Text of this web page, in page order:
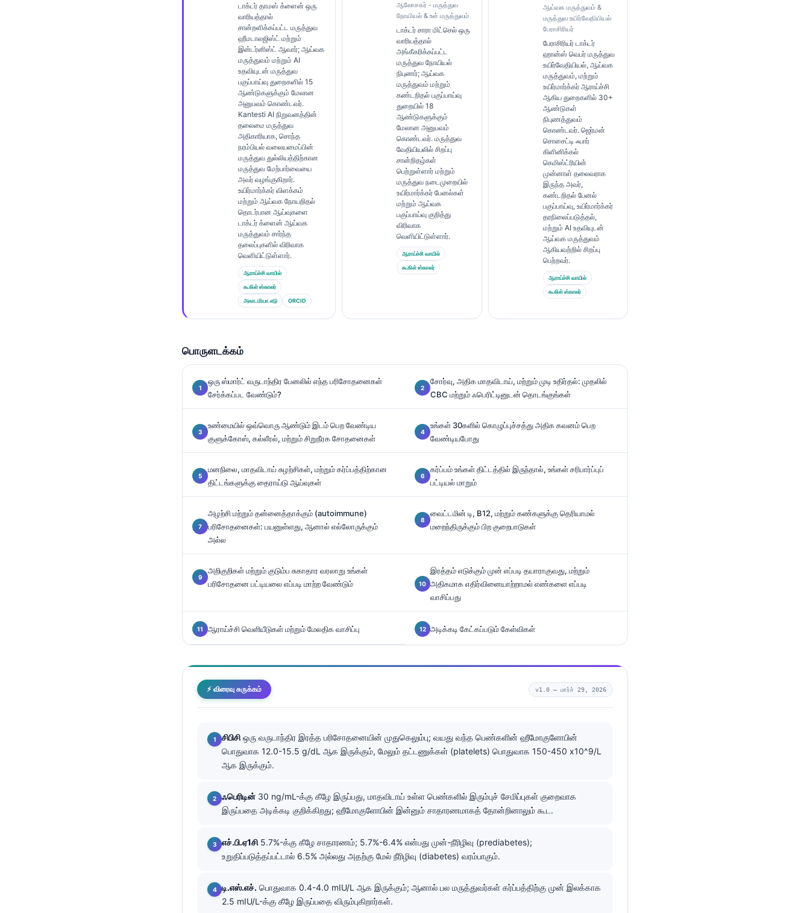
டாக்டர் தாமஸ் க்ளைன் ஒரு
வாரியத்தால்
சான்றளிக்கப்பட்ட மருத்துவ
ஹீமடாலஜிஸ்ட் மற்றும்
இன்டர்னிஸ்ட் ஆவார்; ஆய்வக
மருத்துவம் மற்றும் AI
உதவியுடன் மருத்துவ
பகுப்பாய்வு துறைகளில் 15
ஆண்டுகளுக்கும் மேலான
அனுபவம் கொண்டவர்.
Kantesti AI நிறுவனத்தின்
தலைமை மருத்துவ
அதிகாரியாக, சொந்த
நரம்பியல் வலையமைப்பின்
மருத்துவ துல்லியத்திற்கான
மருத்துவ மேற்பார்வையை
அவர் வழங்குகிறார்.
உயிர்மார்க்கர் விளக்கம்
மற்றும் ஆய்வக நோயறிதல்
தொடர்பான ஆய்வுகளை
டாக்டர் க்ளைன் ஆய்வக
மருத்துவம் சார்ந்த
தலைப்புகளில் விரிவாக
வெளியிட்டுள்ளார்.
ஆராய்ச்சி வாயில்
கூகிள் ஸ்காலர்
அகாடமியா.எடு ORCID
ஆலோசகர் - மருத்துவ
நோயியல் & உள் மருத்துவம்
டாக்டர் சாரா மிட்செல் ஒரு
வாரியத்தால்
அங்கீகரிக்கப்பட்ட
மருத்துவ நோயியல்
நிபுணர்; ஆய்வக
மருத்துவம் மற்றும்
கண்டறிதல் பகுப்பாய்வு
துறையில் 18
ஆண்டுகளுக்கும்
மேலான அனுபவம்
கொண்டவர். மருத்துவ
வேதியியலில் சிறப்பு
சான்றிதழ்கள்
பெற்றுள்ளார் மற்றும்
மருத்துவ நடைமுறையில்
உயிர்மார்க்கர் பேனல்கள்
மற்றும் ஆய்வக
பகுப்பாய்வு குறித்து
விரிவாக
வெளியிட்டுள்ளார்.
ஆராய்ச்சி வாயில்
கூகிள் ஸ்காலர்
ஆய்வக மருத்துவம் &
மருத்துவ உயிர்வேதியியல்
பேராசிரியர்
பேராசிரியர் டாக்டர்
ஹான்ஸ் வெபர் மருத்துவ
உயிர்வேதியியல், ஆய்வக
மருத்துவம், மற்றும்
உயிர்மார்க்கர் ஆராய்ச்சி
ஆகிய துறைகளில் 30+
ஆண்டுகள்
நிபுணத்துவம்
கொண்டவர். ஜெர்மன்
சொசைட்டி ஃபார்
கிளினிக்கல்
கெமிஸ்ட்ரியின்
முன்னாள் தலைவராக
இருந்த அவர்,
கண்டறிதல் பேனல்
பகுப்பாய்வு, உயிர்மார்க்கர்
தரநிலைப்படுத்தல்,
மற்றும் AI உதவியுடன்
ஆய்வக மருத்துவம்
ஆகியவற்றில் சிறப்பு
பெற்றவர்.
ஆராய்ச்சி வாயில்
கூகிள் ஸ்காலர்
பொருளடக்கம்
ஒரு ஸ்மார்ட் வருடாந்திர பேனலில் எந்த பரிசோதனைகள்
சேர்க்கப்பட வேண்டும்?
சோர்வு, அதிக மாதவிடாய், மற்றும் முடி உதிர்தல்: முதலில்
CBC மற்றும் ஃபெரிட்டினுடன் தொடங்குங்கள்
உண்மையில் ஒவ்வொரு ஆண்டும் இடம் பெற வேண்டிய
குளுக்கோஸ், கல்லீரல், மற்றும் சிறுநீரக சோதனைகள்
உங்கள் 30களில் கொழுப்புச்சத்து அதிக கவனம் பெற
வேண்டியபோது
மனநிலை, மாதவிடாய் சுழற்சிகள், மற்றும் கர்ப்பத்திற்கான
திட்டங்களுக்கு தைராய்டு ஆய்வுகள்
கர்ப்பம் உங்கள் திட்டத்தில் இருந்தால், உங்கள் சரிபார்ப்புப்
பட்டியல் மாறும்
அழற்சி மற்றும் தன்னைத்தாக்கும் (autoimmune)
பரிசோதனைகள்: பயனுள்ளது, ஆனால் எல்லோருக்கும்
அல்ல
வைட்டமின் டி, B12, மற்றும் கண்களுக்கு தெரியாமல்
மறைந்திருக்கும் பிற குறைபாடுகள்
அறிகுறிகள் மற்றும் குடும்ப சுகாதார வரலாறு உங்கள்
பரிசோதனை பட்டியலை எப்படி மாற்ற வேண்டும்
இரத்தம் எடுக்கும் முன் எப்படி தயாராகுவது, மற்றும்
அதிகமாக எதிர்வினையாற்றாமல் எண்களை எப்படி
வாசிப்பது
ஆராய்ச்சி வெளியீடுகள் மற்றும் மேலதிக வாசிப்பு அடிக்கடி கேட்கப்படும் கேள்விகள்
⚡ விரைவு சுருக்கம் v1.0 — மார்ச் 29, 2026
சிபிசிஒரு வருடாந்திர இரத்த பரிசோதனையின் முதுகெலும்பு; வயது வந்த பெண்களின் ஹீமோகுளோபின்
பொதுவாக 12.0-15.5 g/dL ஆக இருக்கும், மேலும் தட்டணுக்கள் (platelets) பொதுவாக 150-450 x10^9/L
ஆக இருக்கும்.
ஃபெரிடின் 30 ng/mL-க்கு கீழே இருப்பது, மாதவிடாய் உள்ள பெண்களில் இரும்புச் சேமிப்புகள் குறைவாக
இருப்பதை அடிக்கடி குறிக்கிறது; ஹீமோகுளோபின் இன்னும் சாதாரணமாகத் தோன்றினாலும் கூட.
எச்.பி.ஏ1சி5.7%-க்கு கீழே சாதாரணம்; 5.7%-6.4% என்பது முன்-நீரிழிவு (prediabetes);
உறுதிப்படுத்தப்பட்டால் 6.5% அல்லது அதற்கு மேல் நீரிழிவு (diabetes) வரம்பாகும்.
டி.எஸ்.எச். பொதுவாக 0.4-4.0 mIU/L ஆக இருக்கும்; ஆனால் பல மருத்துவர்கள் கர்ப்பத்திற்கு முன் இலக்காக
2.5 mIU/L-க்கு கீழே இருப்பதை விரும்புகிறார்கள்.